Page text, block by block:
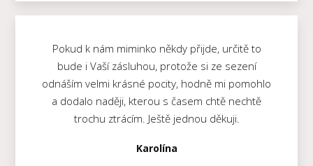
Pokud k nám miminko někdy přijde, určitě to
bude i Vaší zásluhou, protože si ze sezení
odnáším velmi krásné pocity, hodně mi pomohlo
a dodalo naději, kterou s časem chtě nechtě
trochu ztrácím. Ještě jednou děkuji.
Karolína